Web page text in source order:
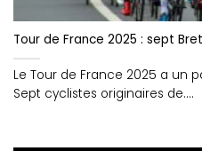
Tour de France 2025 : sept
Le Tour de France 2025 a un
Sept cyclistes originaires de....